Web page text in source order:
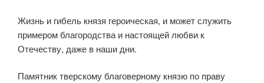
Жизнь и гибель князя героическая, и может служить
примером благородства и настоящей любви к
Отечеству, даже в наши дни.
Памятник тверскому благоверному князю по праву